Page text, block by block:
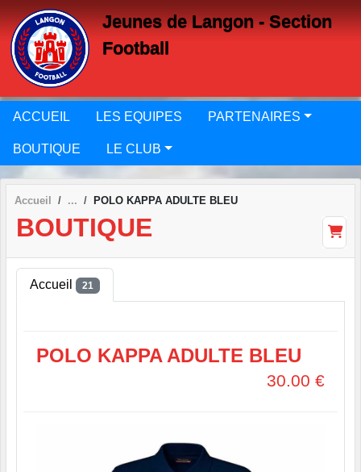
Jeunes de Langon - Section
Football
ACCUEIL LES EQUIPES PARTENAIRES
BOUTIQUE LE CLUB
Accueil POLO KAPPA ADULTE BLEU
BOUTIQUE
Accueil 21
POLO KAPPA ADULTE BLEU
30.00 €
Panneau de gestion des cookies